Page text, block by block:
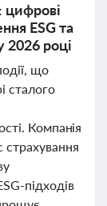
цифрові
ESG та
2026 році
що
сталого
Компанія
страхування
підходів